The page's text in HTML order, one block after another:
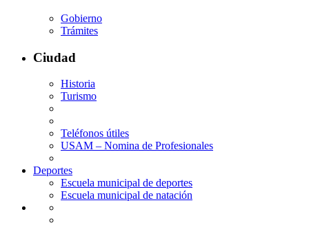
Gobierno
Trámites
Ciudad
Historia
Turismo
Teléfonos útiles
USAM – Nomina de Profesionales
Deportes
Escuela municipal de deportes
Escuela municipal de natación